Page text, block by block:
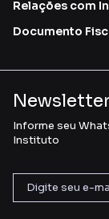
Relações com
Documento
Informe seu
Instituto